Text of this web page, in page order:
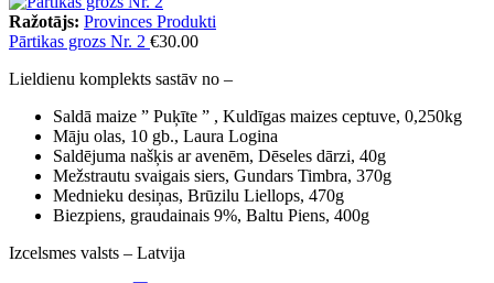
Ražotājs: Provinces Produkti
Pārtikas grozs Nr. 2 €30.00
Lieldienu komplekts sastāv no –
Saldā maize ” Puķīte ” , Kuldīgas maizes ceptuve, 0,250kg
Māju olas, 10 gb., Laura Logina
Saldējuma našķis ar avenēm, Dēseles dārzi, 40g
Mežstrautu svaigais siers, Gundars Timbra, 370g
Mednieku desiņas, Brūzilu Liellops, 470g
Biezpiens, graudainais 9%, Baltu Piens, 400g
Izcelsmes valsts – Latvija